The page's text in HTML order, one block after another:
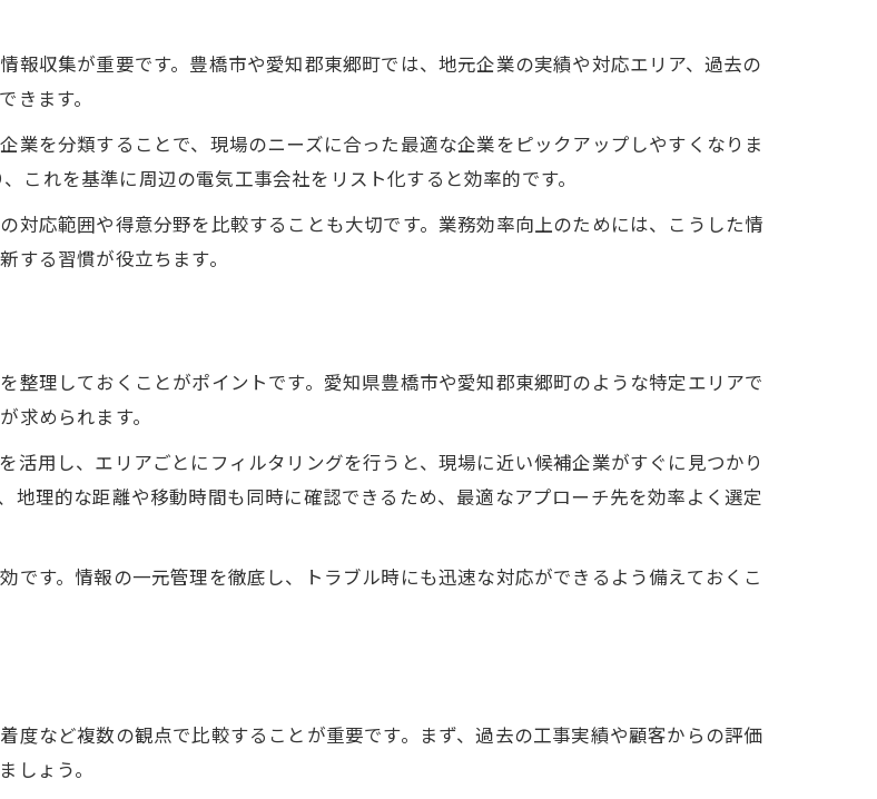
着型の電気工事アプローチの実践例
事アプローチに必要な地域情報の集め方
ける電気工事の営業先リスト作成法
事営業先リストを効率的に作成する方法
事営業リスト作成の具体的な手順解説
事営業に役立つ住所・郵便番号の調べ方
報で電気工事の営業先を分析する手法
事アプローチのための現地情報収集術
収集が重要です。豊橋市や愛知郡東郷町では、地元企業の実績や対応エリア、過去の
ます。
を分類することで、現場のニーズに合った最適な企業をピックアップしやすくなりま
これを基準に周辺の電気工事会社をリスト化すると効率的です。
対応範囲や得意分野を比較することも大切です。業務効率向上のためには、こうした情
る習慣が役立ちます。
理しておくことがポイントです。愛知県豊橋市や愛知郡東郷町のような特定エリアで
求められます。
用し、エリアごとにフィルタリングを行うと、現場に近い候補企業がすぐに見つかり
地理的な距離や移動時間も同時に確認できるため、最適なアプローチ先を効率よく選定
です。情報の一元管理を徹底し、トラブル時にも迅速な対応ができるよう備えておくこ
度など複数の観点で比較することが重要です。まず、過去の工事実績や顧客からの評価
しょう。